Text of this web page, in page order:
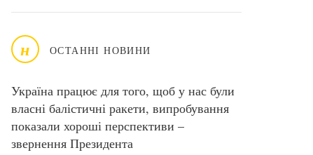
н ОСТАННІ НОВИНИ
Україна працює для того, щоб у нас були
власні балістичні ракети, випробування
показали хороші перспективи –
звернення Президента